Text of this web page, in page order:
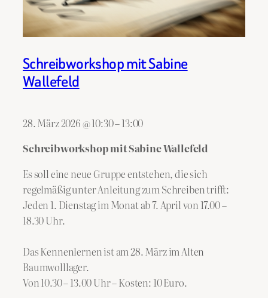
Schreibworkshop mit Sabine
Wallefeld
28. März 2026@10:30–13:00
Schreibworkshop mit Sabine Wallefeld
Es soll eine neue Gruppe entstehen, die sich
regelmäßig unter Anleitung zum Schreiben trifft:
Jeden 1. Dienstag im Monat ab 7. April von 17.00 –
18.30 Uhr.
Das Kennenlernen ist am 28. März im Alten
Baumwolllager.
Von 10.30 – 13.00 Uhr – Kosten: 10 Euro.